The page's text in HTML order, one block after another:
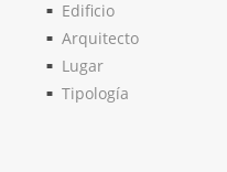
Edificio
Arquitecto
Lugar
Tipología